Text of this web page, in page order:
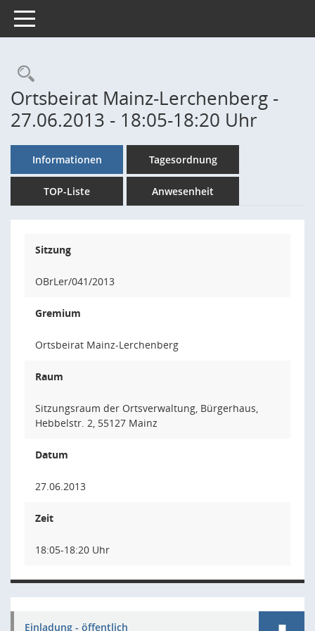
Toggle navigation
Rechercheauswahl
Ortsbeirat Mainz-Lerchenberg -
27.06.2013 - 18:05-18:20 Uhr
Informationen Tagesordnung
TOP-Liste Anwesenheit
Sitzung
OBrLer/041/2013
Gremium
Ortsbeirat Mainz-Lerchenberg
Raum
Sitzungsraum der Ortsverwaltung, Bürgerhaus,
Hebbelstr. 2, 55127 Mainz
Datum
27.06.2013
Zeit
18:05-18:20 Uhr
Einladung - öffentlich